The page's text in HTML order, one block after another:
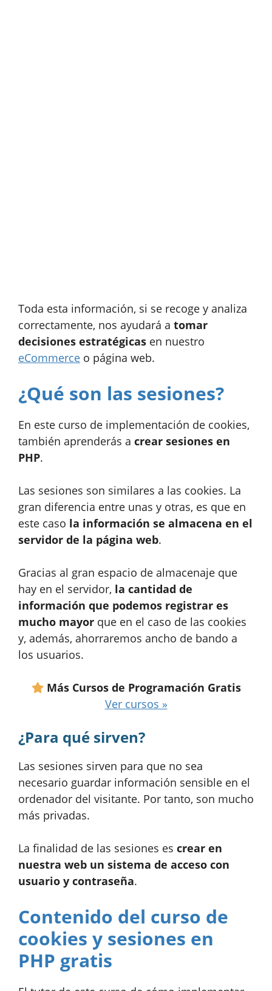
Toda esta información, si se recoge y analiza
correctamente, nos ayudará a tomar
decisiones estratégicas en nuestro
eCommerce o página web.
¿Qué son las sesiones?
En este curso de implementación de cookies,
también aprenderás a crear sesiones en
PHP.
Las sesiones son similares a las cookies. La
gran diferencia entre unas y otras, es que en
este caso la información se almacena en el
servidor de la página web.
Gracias al gran espacio de almacenaje que
hay en el servidor, la cantidad de
información que podemos registrar es
mucho mayor que en el caso de las cookies
y, además, ahorraremos ancho de bando a
los usuarios.
Más Cursos de Programación Gratis
Ver cursos »
¿Para qué sirven?
Las sesiones sirven para que no sea
necesario guardar información sensible en el
ordenador del visitante. Por tanto, son mucho
más privadas.
La finalidad de las sesiones es crear en
nuestra web un sistema de acceso con
usuario y contraseña.
Contenido del curso de
cookies y sesiones en
PHP gratis